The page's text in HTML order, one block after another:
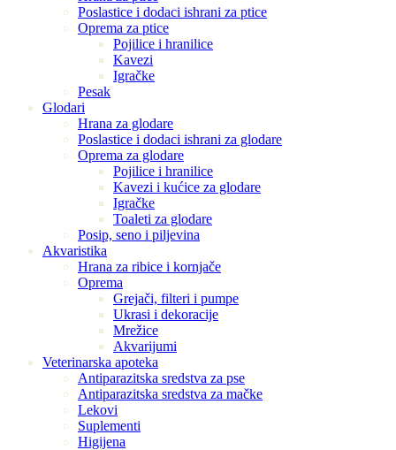
Poslastice i dodaci ishrani za ptice
Oprema za ptice
Pojilice i hranilice
Kavezi
Igračke
Pesak
Glodari
Hrana za glodare
Poslastice i dodaci ishrani za glodare
Oprema za glodare
Pojilice i hranilice
Kavezi i kućice za glodare
Igračke
Toaleti za glodare
Posip, seno i piljevina
Akvaristika
Hrana za ribice i kornjače
Oprema
Grejači, filteri i pumpe
Ukrasi i dekoracije
Mrežice
Akvarijumi
Veterinarska apoteka
Antiparazitska sredstva za pse
Antiparazitska sredstva za mačke
Lekovi
Suplementi
Higijena